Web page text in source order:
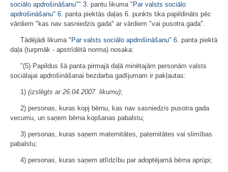
sociālo apdrošināšanu"" 3. pantu likuma " Par valsts sociālo
apdrošināšanu" 6. panta piektās daļas 6. punkts tika papildināts pēc
vārdiem "kas nav sasniedzis gada" ar vārdiem "vai pusotra gada".
Tādējādi likuma " Par valsts sociālo apdrošināšanu" 6. panta piektā
daļa (turpmāk - apstrīdētā norma) nosaka:
"(5) Papildus šā panta pirmajā daļā minētajām personām valsts
sociālajai apdrošināšanai bezdarba gadījumam ir pakļautas:
1) (izslēgts ar 26.04.2007. likumu);
2) personas, kuras kopj bērnu, kas nav sasniedzis pusotra gada
vecumu, un saņem bērna kopšanas pabalstu;
3) personas, kuras saņem maternitātes, paternitātes vai slimības
pabalstu;
4) personas, kuras saņem atlīdzību par adoptējamā bērna aprūpi;